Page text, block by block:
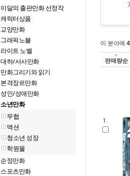
이달의 출판만화 선정작
캐릭터상품
교양만화
그래픽노블
라이트 노벨
대하/서사만화
만화그리기와 읽기
본격장르만화
성인/성애만화
소년만화
무협
액션
청소년 성장
학원물
순정만화
스포츠만화
이 분야에
판매량순
1.